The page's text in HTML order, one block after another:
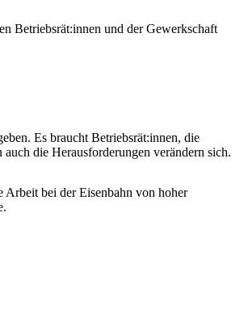
Betriebsrät:innen und der Gewerkschaft
Es braucht Betriebsrät:innen, die
die Herausforderungen verändern sich.
bei der Eisenbahn von hoher